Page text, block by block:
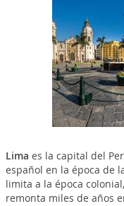
Lima es la capital del
español en la época de
limita a la época
remonta miles de años